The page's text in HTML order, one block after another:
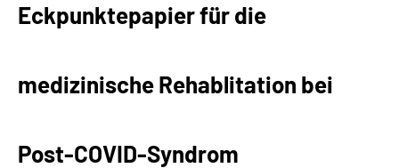
Beratung & Kontakt
Experten
Eckpunktepapier für die
medizinische Rehablitation bei
Post-COVID-Syndrom